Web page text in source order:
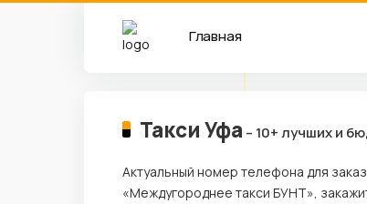
Главная
Такси Уфа – 10+ лучших и
Актуальный номер телефона для
«Междугороднее такси БУНТ»,